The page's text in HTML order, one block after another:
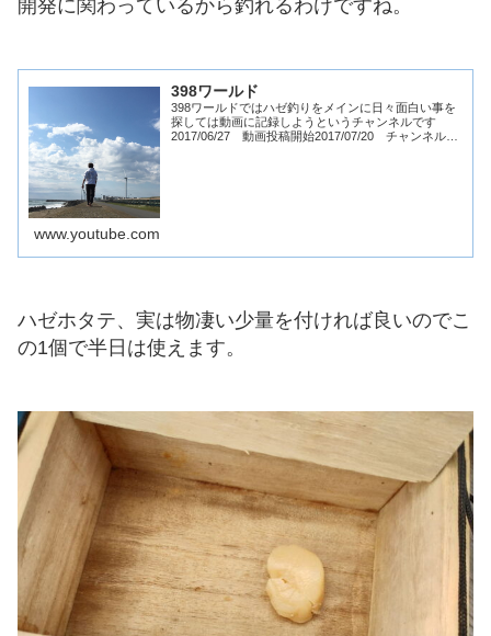
開発に関わっているから釣れるわけですね。
398ワールド
398ワールドではハゼ釣りをメインに日々面白い事を
探しては動画に記録しようというチャンネルです
2017/06/27 動画投稿開始2017/07/20 チャンネル登
www.youtube.com
ハゼホタテ、実は物凄い少量を付ければ良いのでこ
の1個で半日は使えます。